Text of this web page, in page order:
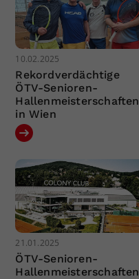
10.02.2025
Rekordverdächtige
ÖTV-Senioren-
Hallenmeisterschaften
in Wien
21.01.2025
ÖTV-Senioren-
Hallenmeisterschaften